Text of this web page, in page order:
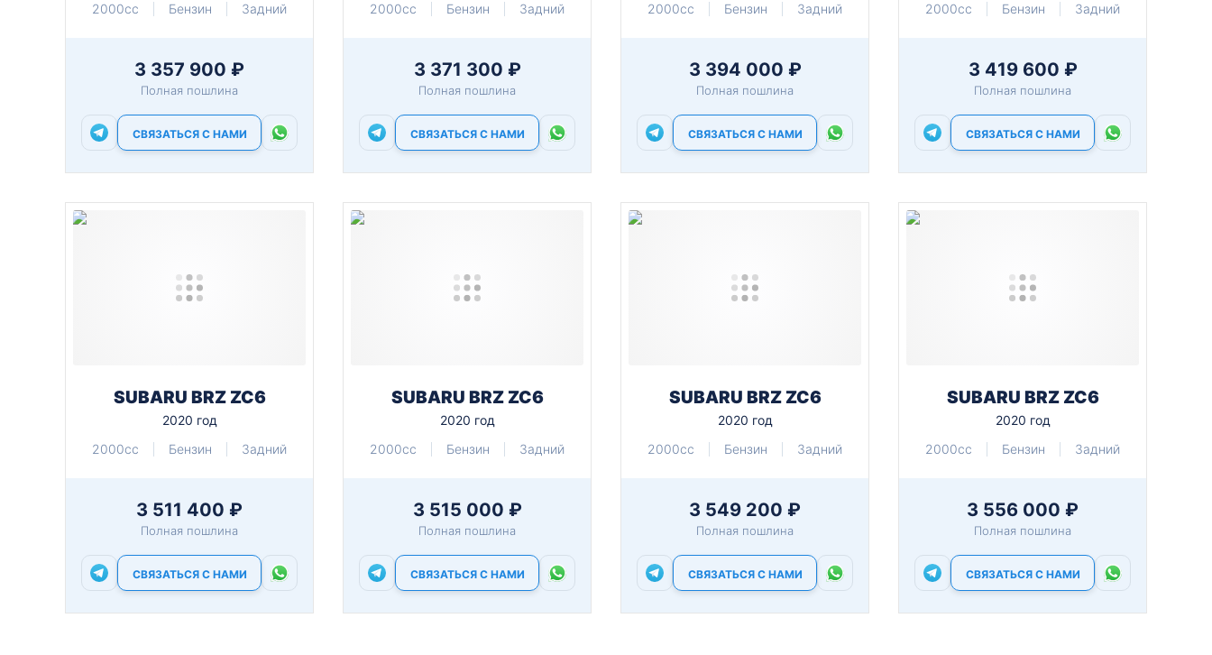
2000cc
Бензин Задний
3 357 900 ₽
Полная пошлина
СВЯЗАТЬСЯ С НАМИ
2000cc
Бензин Задний
3 371 300 ₽
Полная пошлина
СВЯЗАТЬСЯ С НАМИ
2000cc
Бензин Задний
3 394 000 ₽
Полная пошлина
СВЯЗАТЬСЯ С НАМИ
2000cc
Бензин Задний
3 419 600 ₽
Полная пошлина
СВЯЗАТЬСЯ С НАМИ
SUBARU BRZ ZC6
2020 год
2000cc
Бензин Задний
3 511 400 ₽
Полная пошлина
СВЯЗАТЬСЯ С НАМИ
SUBARU BRZ ZC6
2020 год
2000cc
Бензин Задний
3 515 000 ₽
Полная пошлина
СВЯЗАТЬСЯ С НАМИ
SUBARU BRZ ZC6
2020 год
2000cc
Бензин Задний
3 549 200 ₽
Полная пошлина
СВЯЗАТЬСЯ С НАМИ
SUBARU BRZ ZC6
2020 год
2000cc
Бензин Задний
3 556 000 ₽
Полная пошлина
СВЯЗАТЬСЯ С НАМИ